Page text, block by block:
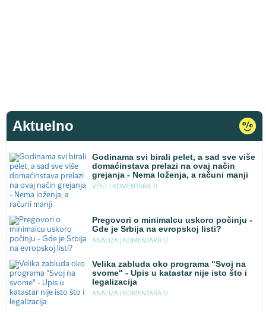
Aktuelno
Godinama svi birali pelet, a sad sve više
domaćinstava prelazi na ovaj način
grejanja - Nema loženja, a računi manji
VEST | KOMENTARA: 0
Pregovori o minimalcu uskoro počinju -
Gde je Srbija na evropskoj listi?
ANALIZA | KOMENTARA: 0
Velika zabluda oko programa "Svoj na
svome" - Upis u katastar nije isto što i
legalizacija
ANALIZA | KOMENTARA: 0